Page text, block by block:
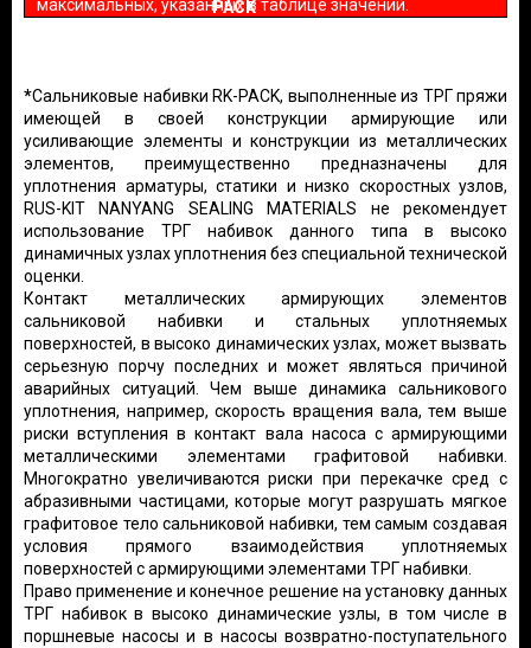
максимальных, указанных в таблице значений.
*Сальниковые набивки RK-PACK, выполненные из ТРГ пряжи
имеющей в своей конструкции армирующие или
усиливающие элементы и конструкции из металлических
элементов, преимущественно предназначены для
уплотнения арматуры, статики и низко скоростных узлов,
RUS-KIT NANYANG SEALING MATERIALS не рекомендует
использование ТРГ набивок данного типа в высоко
динамичных узлах уплотнения без специальной технической
оценки.
Контакт металлических армирующих элементов
сальниковой набивки и стальных уплотняемых
поверхностей, в высоко динамических узлах, может вызвать
серьезную порчу последних и может являться причиной
аварийных ситуаций. Чем выше динамика сальникового
уплотнения, например, скорость вращения вала, тем выше
риски вступления в контакт вала насоса с армирующими
металлическими элементами графитовой набивки.
Многократно увеличиваются риски при перекачке сред с
абразивными частицами, которые могут разрушать мягкое
графитовое тело сальниковой набивки, тем самым создавая
условия прямого взаимодействия уплотняемых
поверхностей с армирующими элементами ТРГ набивки.
Право применение и конечное решение на установку данных
ТРГ набивок в высоко динамические узлы, в том числе в
поршневые насосы и в насосы возвратно-поступательного